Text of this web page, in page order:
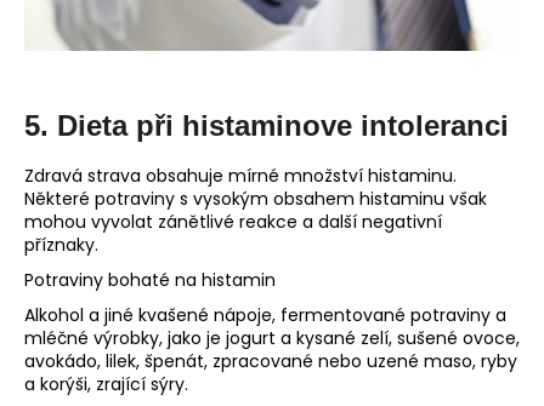
5. Dieta při histaminove intoleranci
Zdravá strava obsahuje mírné množství histaminu.
Některé potraviny s vysokým obsahem histaminu však
mohou vyvolat zánětlivé reakce a další negativní
příznaky.
Potraviny bohaté na histamin
Alkohol a jiné kvašené nápoje, fermentované potraviny a
mléčné výrobky, jako je jogurt a kysané zelí, sušené ovoce,
avokádo, lilek, špenát, zpracované nebo uzené maso, ryby
a korýši, zrající sýry.